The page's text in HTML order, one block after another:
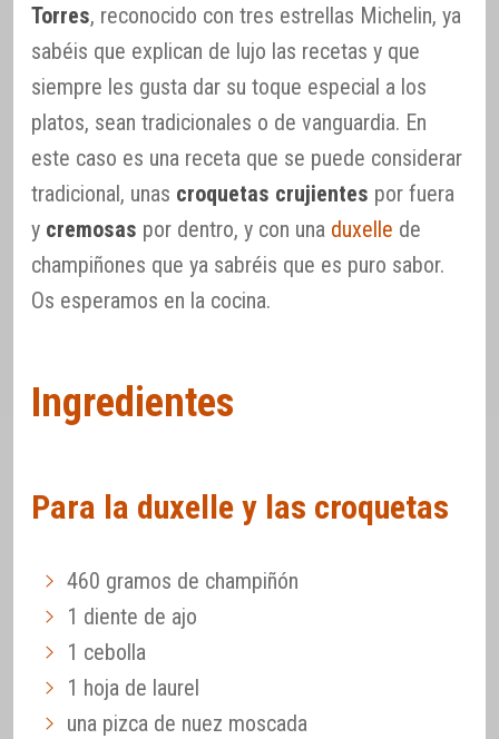
Torres, reconocido con tres estrellas Michelin, ya
sabéis que explican de lujo las recetas y que
siempre les gusta dar su toque especial a los
platos, sean tradicionales o de vanguardia. En
este caso es una receta que se puede considerar
tradicional, unas croquetas crujientes por fuera
y cremosas por dentro, y con una duxelle de
champiñones que ya sabréis que es puro sabor.
Os esperamos en la cocina.
Ingredientes
Para la duxelle y las croquetas
460 gramos de champiñón
1 diente de ajo
1 cebolla
1 hoja de laurel
una pizca de nuez moscada